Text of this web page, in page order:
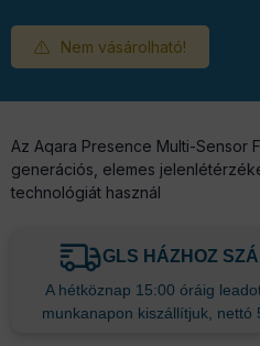
Nem vásárolható!
Az Aqara Presence Multi-Sensor
generációs, elemes
technológiát használ
GLS HÁZHOZ
A hétköznap 15:00 óráig
munkanapon kiszállítjuk, nettó